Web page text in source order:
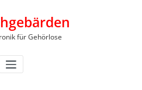
für Gehörlose